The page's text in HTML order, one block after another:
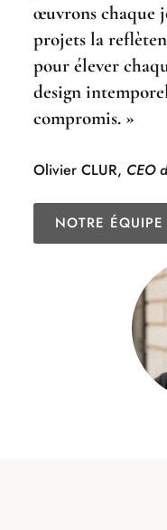
œuvrons chaque
projets la
pour élever
design
compromis. »
Olivier CLUR, CEO
NOTRE ÉQUIPE